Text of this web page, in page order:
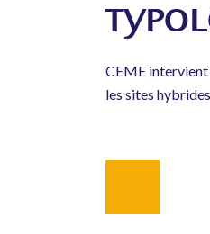
CEME intervient
les sites